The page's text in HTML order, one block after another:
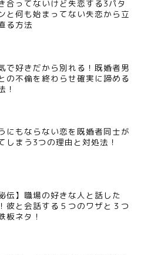
合ってないけど失恋する3パタ
と何も始まってない失恋から立
る方法
で好きだから別れる！既婚者男
の不倫を終わらせ確実に諦める
！
にもならない恋を既婚者同士が
しまう3つの理由と対処法！
秘伝】職場の好きな人と話した
彼と会話する５つのワザと３つ
板ネタ！